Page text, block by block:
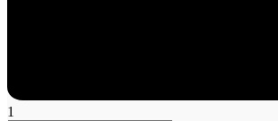
1